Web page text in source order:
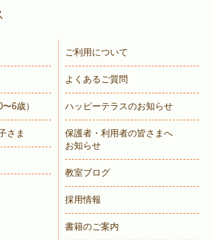
〜6歳）
さま
ご利用について
よくあるご質問
ハッピーテラスのお知らせ
保護者・利用者の皆さまへ
お知らせ
教室ブログ
採用情報
書籍のご案内